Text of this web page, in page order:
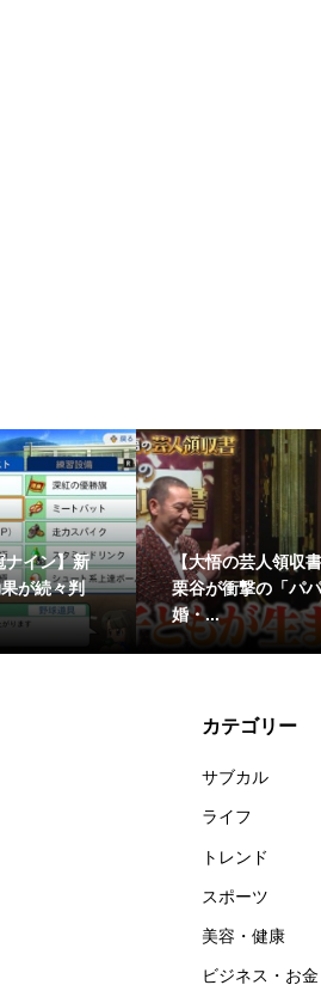
【華大さんと千鳥くん】若槻さ
んの「バラエティー力」が裏目
に？...
カテゴリー
サブカル
ライフ
トレンド
スポーツ
美容・健康
ビジネス・お金